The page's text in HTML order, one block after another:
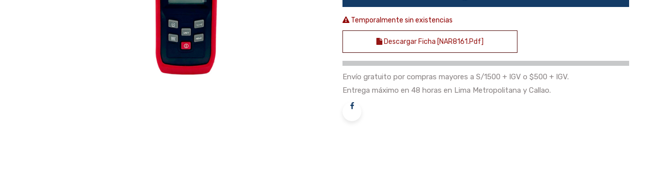
Temporalmente sin existencias
Descargar Ficha [NAR8161.pdf]
Envío gratuito por compras mayores a S/1500 + IGV o $500 + IGV.
Entrega máximo en 48 horas en Lima Metropolitana y Callao.